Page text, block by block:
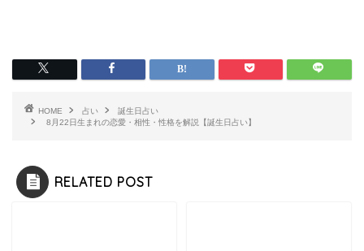
HOME 占い
誕生日占い
8月22日生まれの恋愛・相性・性格を解説【誕生日占い】
RELATED POST